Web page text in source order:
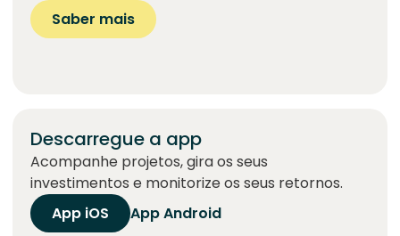
Saber mais
Descarregue a app
Acompanhe projetos, gira os seus
investimentos e monitorize os seus retornos.
App iOS
App Android